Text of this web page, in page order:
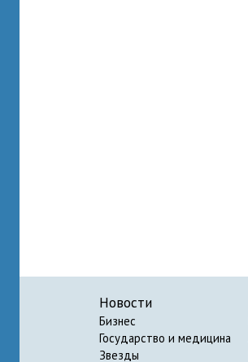
Новости
Бизнес
Государство и медицина
Звезды